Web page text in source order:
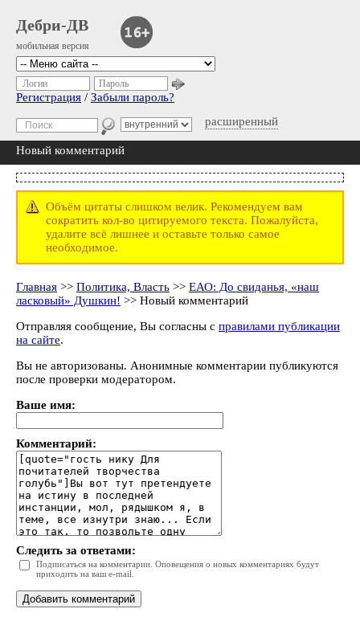
Дебри-ДВ
мобильная версия
расширенный
Логин Пароль
Регистрация / Забыли пароль?
Новый комментарий
Объём цитаты слишком велик. Рекомендуем вам
сократить кол-во цитируемого текста. Пожалуйста,
удалите всё лишнее и оставьте только самое
необходимое.
Главная >> Политика, Власть >> ЕАО: До свиданья, «наш
ласковый» Душкин! >> Новый комментарий
Отправляя сообщение, Вы согласны с правилами публикации
на сайте.
Вы не авторизованы. Анонимные комментарии публикуются
после проверки модератором.
Ваше имя:
Комментарий:
Следить за ответами:
Подписаться на комментарии. Оповещения о новых комментариях будут
приходить на ваш e-mail.